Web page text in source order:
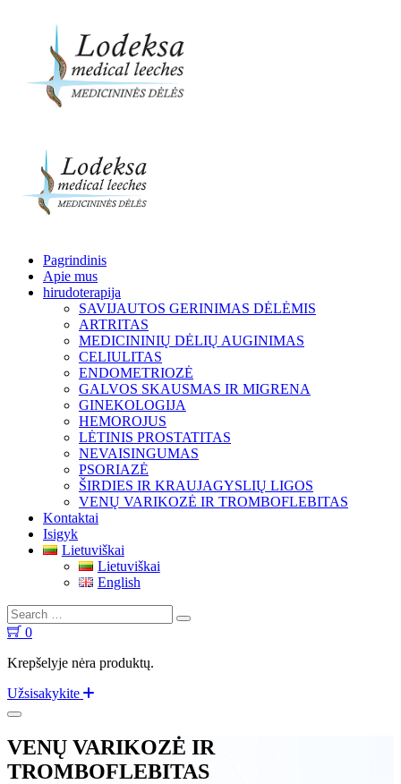
Pagrindinis
Apie mus
hirudoterapija
SAVIJAUTOS GERINIMAS DĖLĖMIS
ARTRITAS
MEDICININIŲ DĖLIŲ AUGINIMAS
CELIULITAS
ENDOMETRIOZĖ
GALVOS SKAUSMAS IR MIGRENA
GINEKOLOGIJA
HEMOROJUS
LĖTINIS PROSTATITAS
NEVAISINGUMAS
PSORIAZĖ
ŠIRDIES IR KRAUJAGYSLIŲ LIGOS
VENŲ VARIKOZĖ IR TROMBOFLEBITAS
Kontaktai
Isigyk
Lietuviškai
Lietuviškai
English
0
Krepšelyje nėra produktų.
Užsisakykite
VENŲ VARIKOZĖ IR
TROMBOFLEBITAS